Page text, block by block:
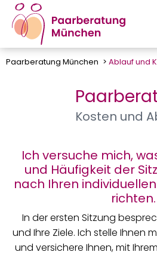
Paarberatung München Ablauf und
Kosten und
Ich versuche mich,
und Häufigkeit der
nach Ihren
richten.
In der ersten Sitzung
und Ihre Ziele. Ich stelle Ihnen
und versichere Ihnen, mit